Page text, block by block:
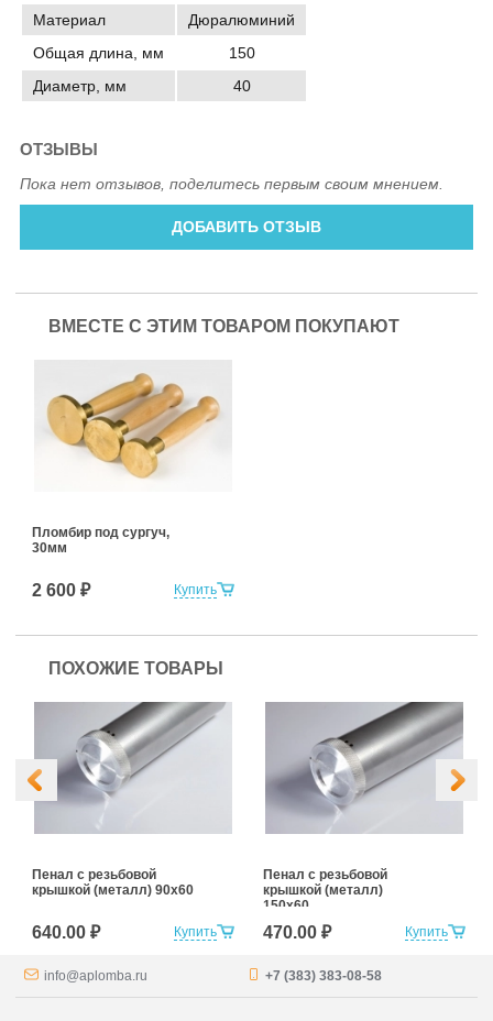
Материал
Дюралюминий
Общая длина, мм
150
Диаметр, мм
40
ОТЗЫВЫ
Пока нет отзывов, поделитесь первым своим мнением.
ДОБАВИТЬ ОТЗЫВ
ВМЕСТЕ С ЭТИМ ТОВАРОМ ПОКУПАЮТ
Купить
Пломбир под сургуч,
30мм
2 600 ₽
ПОХОЖИЕ ТОВАРЫ
Купить
Пенал с резьбовой
крышкой (металл) 90х60
640.00 ₽ Купить
Пенал с резьбовой
крышкой (металл)
150х60
470.00 ₽
info@aplomba.ru +7 (383) 383-08-58